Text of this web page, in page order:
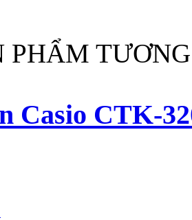
PHẨM
Casio CTK-